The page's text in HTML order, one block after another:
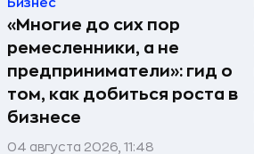
Бизнес
«Многие до сих пор
ремесленники, а не
предприниматели»: гид о
том, как добиться роста в
бизнесе
04 августа 2026, 11:48